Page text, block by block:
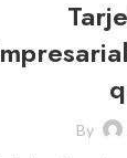
By